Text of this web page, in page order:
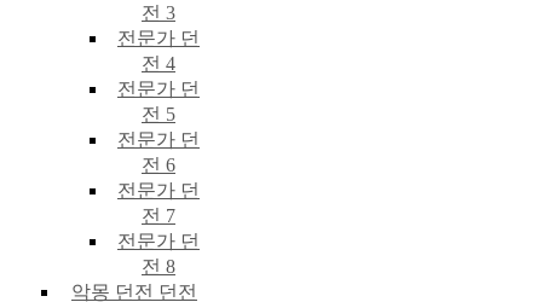
전 3
전문가 던
전 4
전문가 던
전 5
전문가 던
전 6
전문가 던
전 7
전문가 던
전 8
악몽 던전 던전